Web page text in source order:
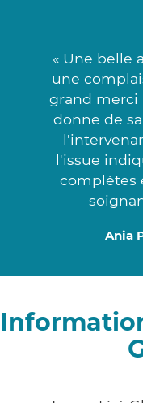
« Une belle
une
grand merci
donne de
l'issue
complètes
Ania